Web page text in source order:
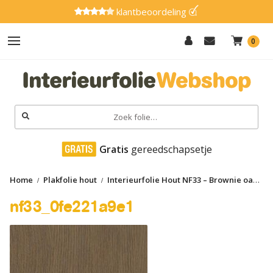
klantbeoordeling
0
Zoeken
naar:
Hout
Effen
Marmer
Glitter
Natuursteen
Textiel
Gratis gereedschapsetje
Home Plakfolie hout
Interieurfolie Hout NF33 – Brownie oak
nf33_0fe221a9e1